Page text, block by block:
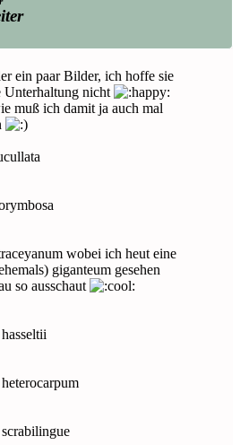
ein paar Bilder, ich hoffe sie
Unterhaltung nicht
muß ich damit ja auch mal
wobei ich heut eine
giganteum gesehen
so ausschaut